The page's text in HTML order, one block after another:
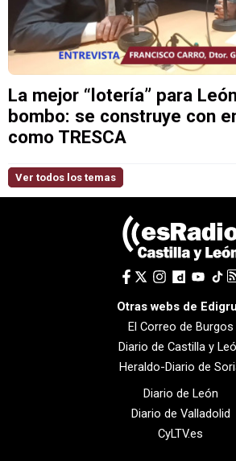
La mejor “lotería” para
bombo: se construye con
como TRESCA
Ver todos los temas
Otras webs de
El Correo de Burgos
Diario de Castilla y
Heraldo-Diario de
Diario de León
Diario de Valladolid
CyLTV.es